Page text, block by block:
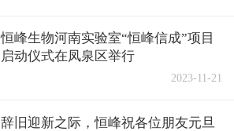
恒峰生物河南实验室“恒峰信成”项目
启动仪式在凤泉区举行
2023-11-21
辞旧迎新之际，恒峰祝各位朋友元旦